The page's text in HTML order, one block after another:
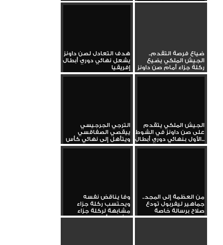
ضياع فرصة التقدم..
الجيش الملكي يضيع
ركلة جزاء أمام صن داونز
هدف التعادل لصن داونز
يشعل نهائي دوري أبطال
إفريقيا
الجيش الملكي يتقدم
على صن داونز في الشوط
الأول بنهائي دوري أبطال...
الترجي الجرجيسي
ييقصي الصفاقسي
ويتأهل إلى نهائي كأس
تونس
من العظمة إلى المجد..
جماهير ليفربول تودع
صلاح برسالة خاصة
وفا يناقض نفسه
ويحتسب ركلة جزاء
مشابهة لركلة جزاء
الأهلي أمام...